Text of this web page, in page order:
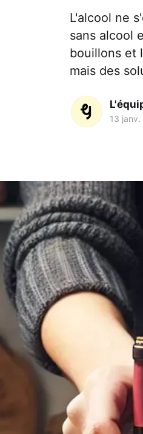
L'alcool ne
sans alcool
bouillons et
mais des
13